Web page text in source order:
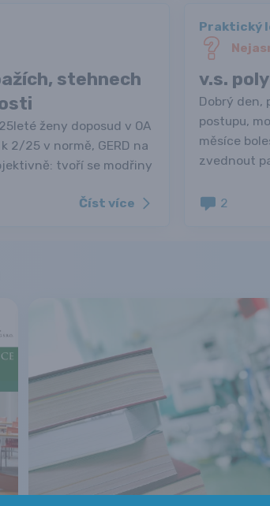
stehnech
ženy doposud v OA
2/25 v normě, GERD na
tvoří se modřiny
Číst více
Praktický
v.s.
Dobrý den,
postupu,
měsíce
zvednout
2